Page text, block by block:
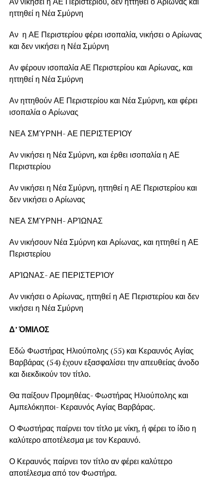
ηττηθεί η Νέα Σμύρνη
Αν η ΑΕ Περιστερίου φέρει ισοπαλία, νικήσει ο Αρίωνας
και δεν νικήσει η Νέα Σμύρνη
Αν φέρουν ισοπαλία ΑΕ Περιστερίου και Αρίωνας, και
ηττηθεί η Νέα Σμύρνη
Αν ηττηθούν ΑΕ Περιστερίου και Νέα Σμύρνη, και φέρει
ισοπαλία ο Αρίωνας
ΝΕΑ ΣΜΎΡΝΗ- ΑΕ ΠΕΡΙΣΤΕΡΊΟΥ
Αν νικήσει η Νέα Σμύρνη, και έρθει ισοπαλία η ΑΕ
Περιστερίου
Αν νικήσει η Νέα Σμύρνη, ηττηθεί η ΑΕ Περιστερίου και
δεν νικήσει ο Αρίωνας
ΝΕΑ ΣΜΎΡΝΗ- ΑΡΊΩΝΑΣ
Αν νικήσουν Νέα Σμύρνη και Αρίωνας, και ηττηθεί η ΑΕ
Περιστερίου
ΑΡΊΩΝΑΣ- ΑΕ ΠΕΡΙΣΤΕΡΊΟΥ
Αν νικήσει ο Αρίωνας, ηττηθεί η ΑΕ Περιστερίου και δεν
νικήσει η Νέα Σμύρνη
Δ’ ΌΜΙΛΟΣ
Εδώ Φωστήρας Ηλιούπολης (55) και Κεραυνός Αγίας
Βαρβάρας (54) έχουν εξασφαλίσει την απευθείας άνοδο
και διεκδικούν τον τίτλο.
Θα παίξουν Προμηθέας- Φωστήρας Ηλιούπολης και
Αμπελόκηποι- Κεραυνός Αγίας Βαρβάρας.
Ο Φωστήρας παίρνει τον τίτλο με νίκη, ή φέρει το ίδιο η
καλύτερο αποτέλεσμα με τον Κεραυνό.
Ο Κεραυνός παίρνει τον τίτλο αν φέρει καλύτερο
αποτέλεσμα από τον Φωστήρα.